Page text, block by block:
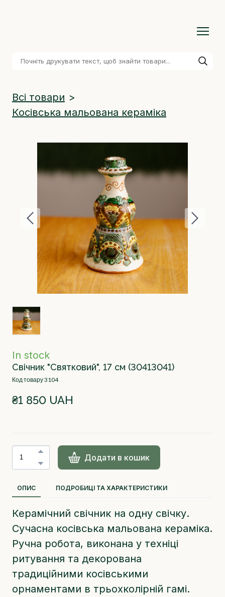
Всі товари
Косівська мальована кераміка
In stock
Свічник "Святковий", 17 см (30413041)
Код товару 3104
₴1 850 UAH
Додати в кошик
ОПИС ПОДРОБИЦІ ТА ХАРАКТЕРИСТИКИ
Керамічний свічник на одну свічку.
Сучасна косівська мальована кераміка.
Ручна робота, виконана у техніці
ритування та декорована
традиційними косівськими
орнаментами в трьохколірній гамі.